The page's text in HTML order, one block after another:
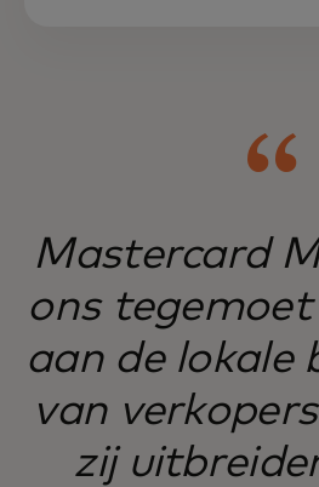
Mastercard
ons
aan de lokale
van
zij